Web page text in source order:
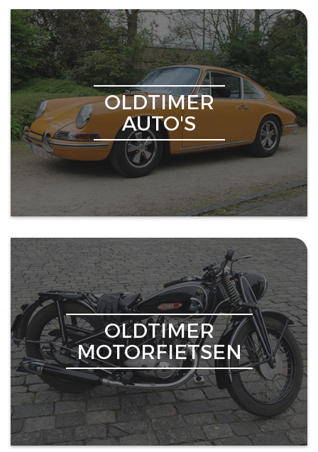
OLDTIMER
AUTO'S
OLDTIMER
MOTORFIETSEN